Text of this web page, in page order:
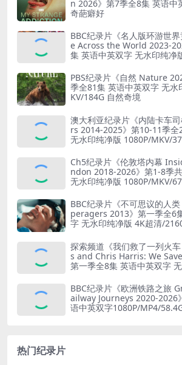
n 2026》第7季全8集 英语中
奇葩癖好
BBC纪录片《名人版环游世
e Across the World 2023-
集 英语中英双字 无水印纯净
PBS纪录片《自然 Nature
季全81集 英语中英双字 无
KV/184G 自然奇境
澳大利亚纪录片《内陆卡车
rs 2014-2025》第10-11季全
无水印纯净版 1080P/MKV/
Ch5纪录片《伦敦塔内幕
ndon 2018-2026》第1-8季
无水印纯净版 1080P/MKV/
BBC纪录片《不可思议的人
peragers 2013》第一季全6
字 无水印纯净版 4K超清/
探索频道《我们救了一列火
s and Chris Harris: We
第一季全8集 英语中英双字
BBC纪录片《欧洲铁路之旅
ailway Journeys 2020-2026
语中英双字1080P/MP4/
热门纪录片